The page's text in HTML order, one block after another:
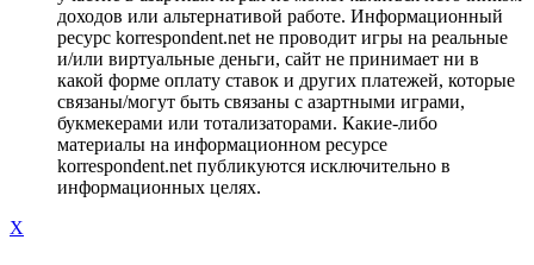
доходов или альтернативой работе. Информационный
ресурс korrespondent.net не проводит игры на реальные
и/или виртуальные деньги, сайт не принимает ни в
какой форме оплату ставок и других платежей, которые
связаны/могут быть связаны с азартными играми,
букмекерами или тотализаторами. Какие-либо
материалы на информационном ресурсе
korrespondent.net публикуются исключительно в
информационных целях.
X